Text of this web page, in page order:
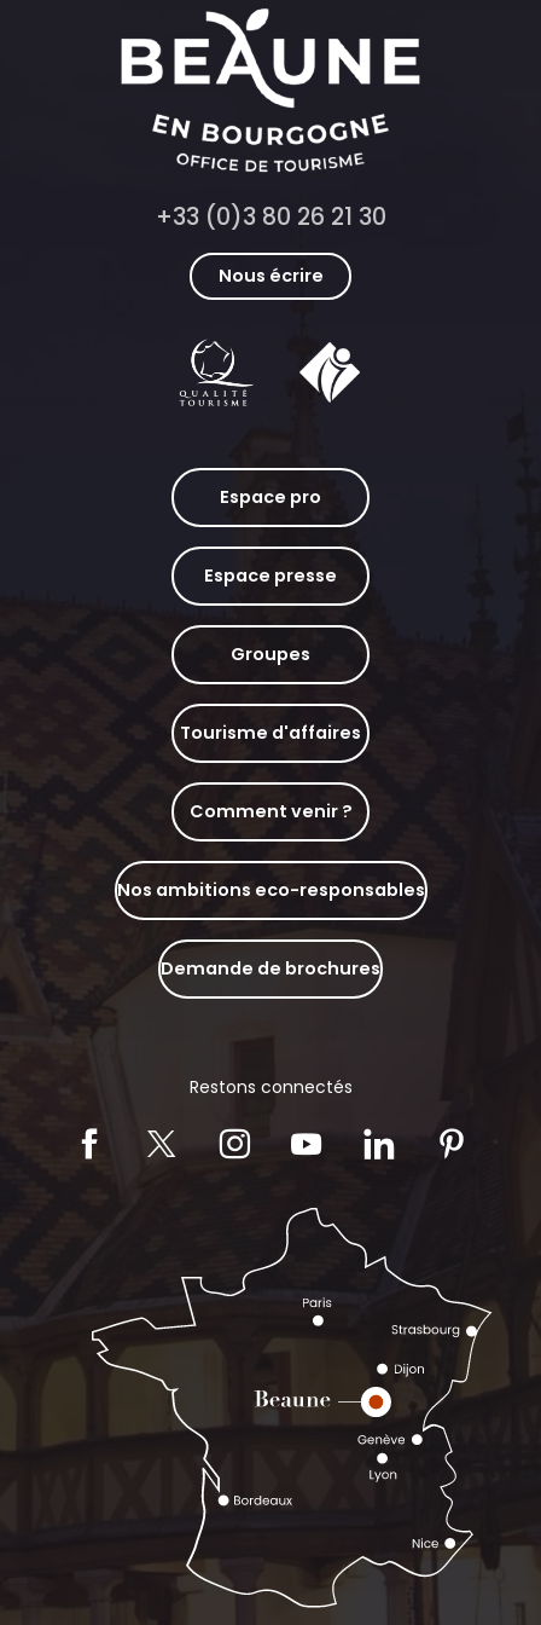
+33 (0)3 80 26 21 30
Nous écrire
Espace pro
Espace presse
Groupes
Tourisme d'affaires
Comment venir ?
Nos ambitions eco-responsables
Demande de brochures
Restons connectés